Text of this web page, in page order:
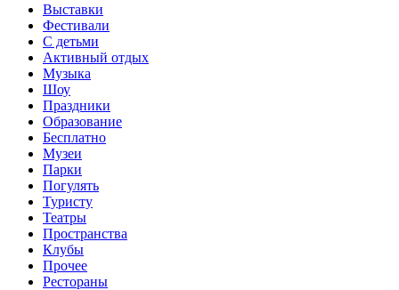
Выставки
Фестивали
С детьми
Активный отдых
Музыка
Шоу
Праздники
Образование
Бесплатно
Музеи
Парки
Погулять
Туристу
Театры
Пространства
Клубы
Прочее
Рестораны